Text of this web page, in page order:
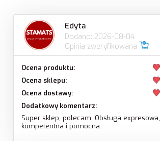
Edyta
Dodano: 2026-08-04
Opinia zweryfikowana
Ocena produktu:
Ocena sklepu:
Ocena dostawy:
Dodatkowy komentarz:
Super sklep, polecam. Obsługa expresowa,
kompetentna i pomocna.